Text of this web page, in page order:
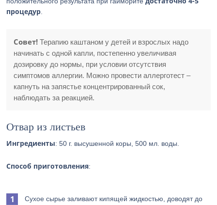
процедур
Совет! Терапию каштаном у детей и взрослых надо
начинать с одной капли, постепенно увеличивая
дозировку до нормы, при условии отсутствия
симптомов аллергии. Можно провести аллерготест –
капнуть на запястье концентрированный сок,
наблюдать за реакцией.
Отвар из листьев
Ингредиенты: 50 г. высушенной коры, 500 мл. воды.
Способ приготовления:
Сухое сырье заливают кипящей жидкостью, доводят до